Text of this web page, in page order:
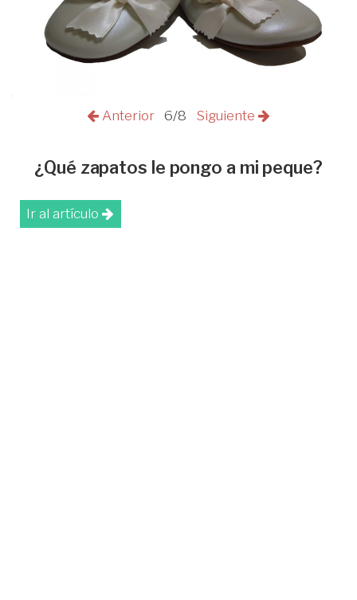
Anterior 6/8 Siguiente
¿Qué zapatos le pongo a mi peque?
Ir al artículo